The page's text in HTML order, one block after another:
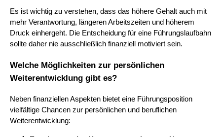
Es ist wichtig zu verstehen, dass das höhere Gehalt auch mit
mehr Verantwortung, längeren Arbeitszeiten und höherem
Druck einhergeht. Die Entscheidung für eine Führungslaufbahn
sollte daher nie ausschließlich finanziell motiviert sein.
Welche Möglichkeiten zur persönlichen
Weiterentwicklung gibt es?
Neben finanziellen Aspekten bietet eine Führungsposition
vielfältige Chancen zur persönlichen und beruflichen
Weiterentwicklung: